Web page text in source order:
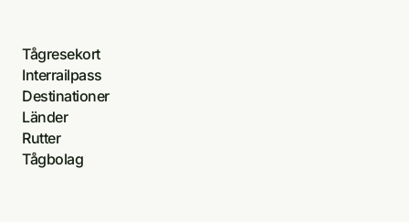
Tågresekort
Interrailpass
Destinationer
Länder
Rutter
Tågbolag